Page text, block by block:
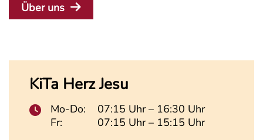
Über uns
KiTa Herz Jesu
Mo-Do:
07:15 Uhr – 16:30 Uhr
Fr:
07:15 Uhr – 15:15 Uhr